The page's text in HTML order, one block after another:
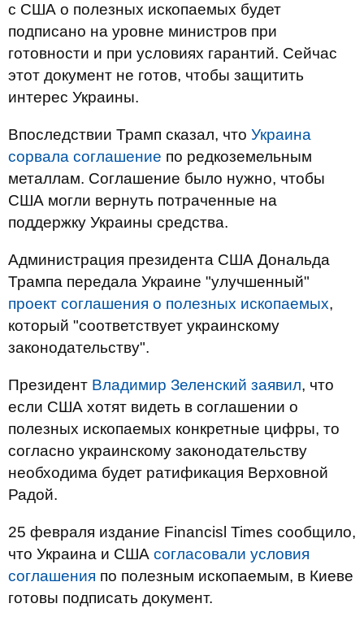
с США о полезных ископаемых будет
подписано на уровне министров при
готовности и при условиях гарантий. Сейчас
этот документ не готов, чтобы защитить
интерес Украины.
Впоследствии Трамп сказал, что Украина
сорвала соглашение по редкоземельным
металлам. Соглашение было нужно, чтобы
США могли вернуть потраченные на
поддержку Украины средства.
Администрация президента США Дональда
Трампа передала Украине "улучшенный"
проект соглашения о полезных ископаемых,
который "соответствует украинскому
законодательству".
Президент Владимир Зеленский заявил, что
если США хотят видеть в соглашении о
полезных ископаемых конкретные цифры, то
согласно украинскому законодательству
необходима будет ратификация Верховной
Радой.
25 февраля издание Financisl Times сообщило,
что Украина и США согласовали условия
соглашения по полезным ископаемым, в Киеве
готовы подписать документ.